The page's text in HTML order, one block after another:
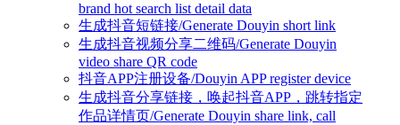
brand hot search list detail data
生成抖音短链接/Generate Douyin short link
生成抖音视频分享二维码/Generate Douyin
video share QR code
抖音APP注册设备/Douyin APP register device
生成抖音分享链接，唤起抖音APP，跳转指定
作品详情页/Generate Douyin share link, call